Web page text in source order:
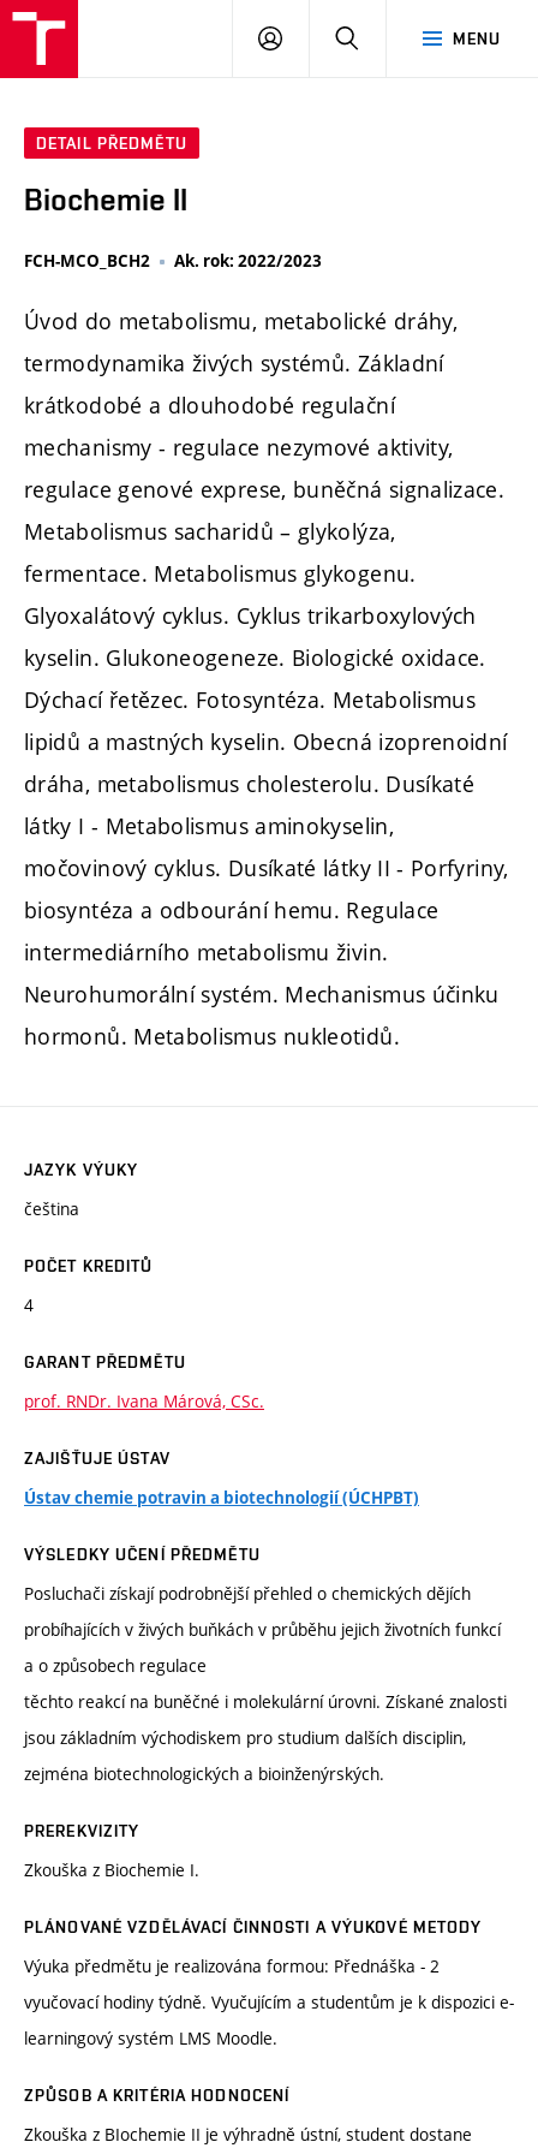
MENU
PŘIHLÁSIT
DETAIL PŘEDMĚTU
Biochemie II
FCH-MCO_BCH2 Ak. rok: 2022/2023
Úvod do metabolismu, metabolické dráhy,
termodynamika živých systémů. Základní
krátkodobé a dlouhodobé regulační
mechanismy - regulace nezymové aktivity,
regulace genové exprese, buněčná signalizace.
Metabolismus sacharidů – glykolýza,
fermentace. Metabolismus glykogenu.
Glyoxalátový cyklus. Cyklus trikarboxylových
kyselin. Glukoneogeneze. Biologické oxidace.
Dýchací řetězec. Fotosyntéza. Metabolismus
lipidů a mastných kyselin. Obecná izoprenoidní
dráha, metabolismus cholesterolu. Dusíkaté
látky I - Metabolismus aminokyselin,
močovinový cyklus. Dusíkaté látky II - Porfyriny,
biosyntéza a odbourání hemu. Regulace
intermediárního metabolismu živin.
Neurohumorální systém. Mechanismus účinku
hormonů. Metabolismus nukleotidů.
JAZYK VÝUKY
čeština
POČET KREDITŮ
4
GARANT PŘEDMĚTU
prof. RNDr. Ivana Márová, CSc.
ZAJIŠŤUJE ÚSTAV
Ústav chemie potravin a biotechnologií (ÚCHPBT)
VÝSLEDKY UČENÍ PŘEDMĚTU
Posluchači získají podrobnější přehled o chemických dějích
probíhajících v živých buňkách v průběhu jejich životních funkcí
a o způsobech regulace
těchto reakcí na buněčné i molekulární úrovni. Získané znalosti
jsou základním východiskem pro studium dalších disciplin,
zejména biotechnologických a bioinženýrských.
PREREKVIZITY
Zkouška z Biochemie I.
PLÁNOVANÉ VZDĚLÁVACÍ ČINNOSTI A VÝUKOVÉ METODY
Výuka předmětu je realizována formou: Přednáška - 2
vyučovací hodiny týdně. Vyučujícím a studentům je k dispozici e-
learningový systém LMS Moodle.
ZPŮSOB A KRITÉRIA HODNOCENÍ
Zkouška z BIochemie II je výhradně ústní, student dostane